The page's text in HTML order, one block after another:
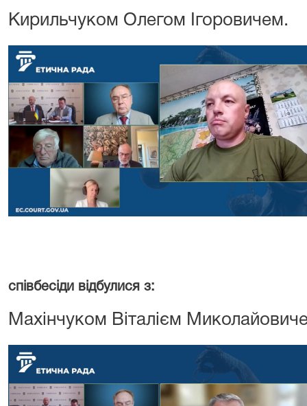
Кирильчуком Олегом Ігоровичем.
співбесіди відбулися з:
Махінчуком Віталієм